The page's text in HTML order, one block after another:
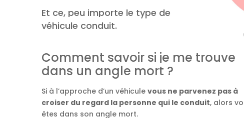
Et ce, peu importe le type de
véhicule conduit.
Comment savoir si je me trouve
dans un angle mort ?
Si à l’approche d’un véhicule vous ne parvenez pas à
croiser du regard la personne qui le conduit, alors
êtes dans son angle mort.